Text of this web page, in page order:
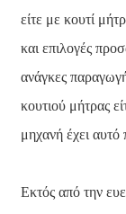
είτε με κουτί
και επιλογές
ανάγκες
κουτιού μήτρας
μηχανή έχει αυτό
Εκτός από την